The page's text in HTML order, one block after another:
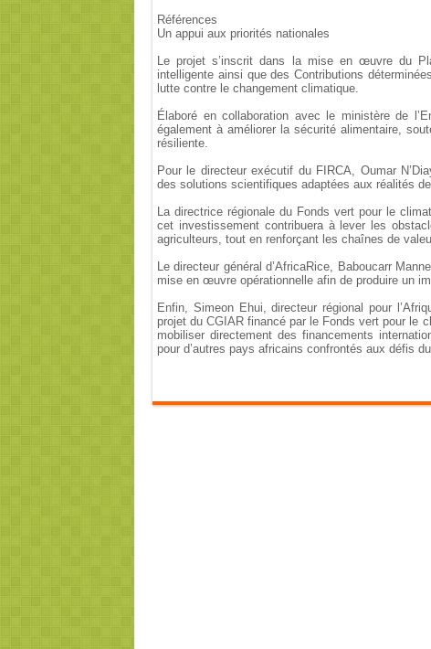
Références
Un appui aux priorités nationales
Le projet s’inscrit dans la mise en œuvre du
intelligente ainsi que des Contributions
lutte contre le changement climatique.
Élaboré en collaboration avec le ministère de
également à améliorer la sécurité alimentaire,
résiliente.
Pour le directeur exécutif du FIRCA, Oumar
des solutions scientifiques adaptées aux réalités
La directrice régionale du Fonds vert pour le
cet investissement contribuera à lever les
agriculteurs, tout en renforçant les chaînes de
Le directeur général d’AfricaRice, Baboucarr
mise en œuvre opérationnelle afin de produire un
Enfin, Simeon Ehui, directeur régional pour
projet du CGIAR financé par le Fonds vert pour le
mobiliser directement des financements
pour d’autres pays africains confrontés aux défis